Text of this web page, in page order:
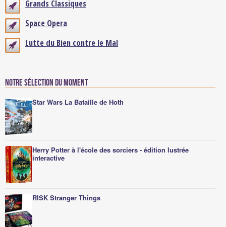
Grands Classiques
Space Opera
Lutte du Bien contre le Mal
Notre sélection du moment
Star Wars La Bataille de Hoth
Herry Potter à l'école des sorciers - édition lustrée
interactive
RISK Stranger Things